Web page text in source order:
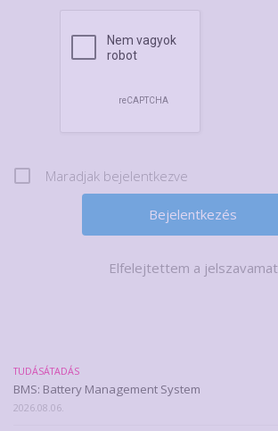
Maradjak bejelentkezve
Elfelejtettem a jelszavamat
TUDÁSÁTADÁS
BMS: Battery Management System
2026.08.06.